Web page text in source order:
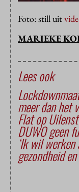
Foto: still uit
MARIEKE
Lees ook
meer dan het
Flat op
DUWO geen
‘Ik wil
gezondheid